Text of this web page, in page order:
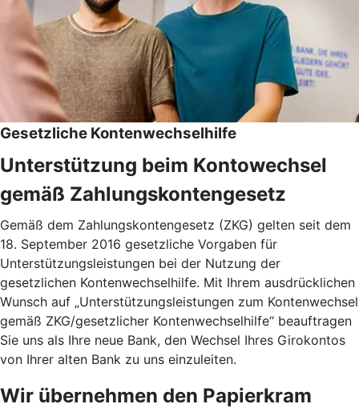
Gesetzliche Kontenwechselhilfe
Unterstützung beim Kontowechsel
gemäß Zahlungskontengesetz
Gemäß dem Zahlungskontengesetz (ZKG) gelten seit dem
18. September 2016 gesetzliche Vorgaben für
Unterstützungsleistungen bei der Nutzung der
gesetzlichen Kontenwechselhilfe. Mit Ihrem ausdrücklichen
Wunsch auf „Unterstützungsleistungen zum Kontenwechsel
gemäß ZKG/gesetzlicher Kontenwechselhilfe“ beauftragen
Sie uns als Ihre neue Bank, den Wechsel Ihres Girokontos
von Ihrer alten Bank zu uns einzuleiten.
Wir übernehmen den Papierkram